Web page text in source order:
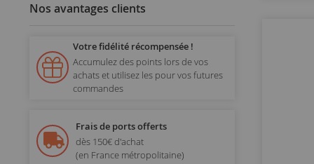
Nos avantages clients
Votre fidélité récompensée !
Accumulez des points lors de vos
achats et utilisez les pour vos futures
commandes
Frais de ports offerts
dès 150€ d'achat
(en France métropolitaine)